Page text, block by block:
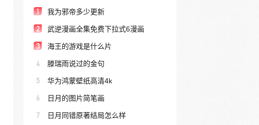
1 我为邪帝多少更新
2 武逆漫画全集免费下拉式6漫画
3 海王的游戏是什么片
4 滕瑞雨说过的金句
5 华为鸿蒙壁纸高清4k
6 日月的图片简笔画
7 日月同错原著结局怎么样